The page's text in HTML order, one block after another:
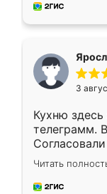
предложил
3
Кухню
телеграмм.
недели
довольны
мебель за
Читать